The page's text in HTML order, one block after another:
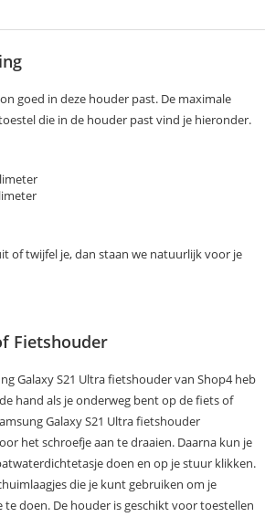
goed in deze houder past. De maximale
die in de houder past vind je hieronder.
of twijfel je, dan staan we natuurlijk voor je
Fietshouder
Galaxy S21 Ultra fietshouder van Shop4 heb
hand als je onderweg bent op de fiets of
Galaxy S21 Ultra fietshouder
het schroefje aan te draaien. Daarna kun je
doen en op je stuur klikken.
die je kunt gebruiken om je
doen. De houder is geschikt voor toestellen